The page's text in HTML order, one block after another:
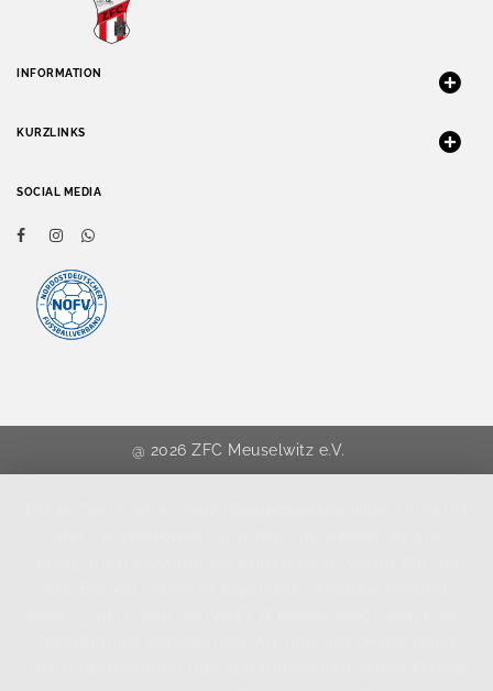
INFORMATION
KURZLINKS
SOCIAL MEDIA
@ 2026 ZFC Meuselwitz e.V.